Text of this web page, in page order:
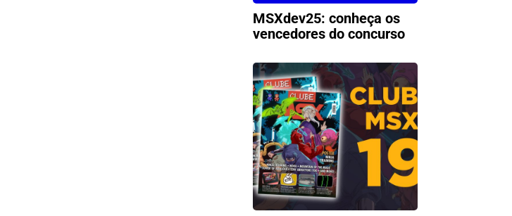
MSXdev25: conheça os
vencedores do concurso